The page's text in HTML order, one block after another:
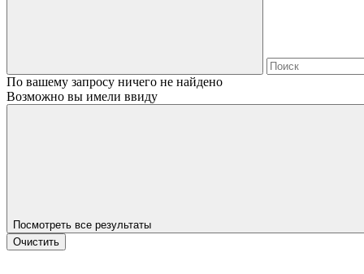
По вашему запросу ничего не найдено
Возможно вы имели ввиду
Посмотреть все результаты
Очистить